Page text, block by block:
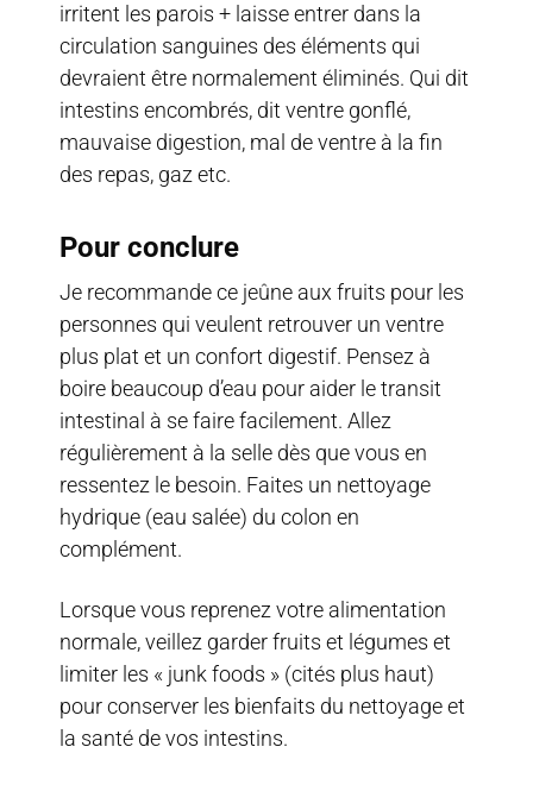
irritent les parois + laisse entrer dans la
circulation sanguines des éléments qui
devraient être normalement éliminés. Qui dit
intestins encombrés, dit ventre gonflé,
mauvaise digestion, mal de ventre à la fin
des repas, gaz etc.
Pour conclure
Je recommande ce jeûne aux fruits pour les
personnes qui veulent retrouver un ventre
plus plat et un confort digestif. Pensez à
boire beaucoup d’eau pour aider le transit
intestinal à se faire facilement. Allez
régulièrement à la selle dès que vous en
ressentez le besoin. Faites un nettoyage
hydrique (eau salée) du colon en
complément.
Lorsque vous reprenez votre alimentation
normale, veillez garder fruits et légumes et
limiter les « junk foods » (cités plus haut)
pour conserver les bienfaits du nettoyage et
la santé de vos intestins.